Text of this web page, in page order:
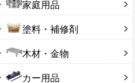
家庭用品
塗料・補修剤
木材・金物
カー用品